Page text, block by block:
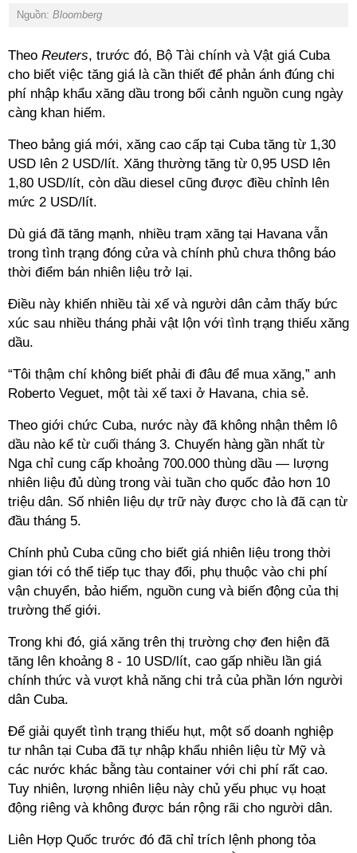
Nguồn: Bloomberg
Theo Reuters, trước đó, Bộ Tài chính và Vật giá Cuba
cho biết việc tăng giá là cần thiết để phản ánh đúng chi
phí nhập khẩu xăng dầu trong bối cảnh nguồn cung ngày
càng khan hiếm.
Theo bảng giá mới, xăng cao cấp tại Cuba tăng từ 1,30
USD lên 2 USD/lít. Xăng thường tăng từ 0,95 USD lên
1,80 USD/lít, còn dầu diesel cũng được điều chỉnh lên
mức 2 USD/lít.
Dù giá đã tăng mạnh, nhiều trạm xăng tại Havana vẫn
trong tình trạng đóng cửa và chính phủ chưa thông báo
thời điểm bán nhiên liệu trở lại.
Điều này khiến nhiều tài xế và người dân cảm thấy bức
xúc sau nhiều tháng phải vật lộn với tình trạng thiếu xăng
dầu.
“Tôi thậm chí không biết phải đi đâu để mua xăng,” anh
Roberto Veguet, một tài xế taxi ở Havana, chia sẻ.
Theo giới chức Cuba, nước này đã không nhận thêm lô
dầu nào kể từ cuối tháng 3. Chuyến hàng gần nhất từ
Nga chỉ cung cấp khoảng 700.000 thùng dầu — lượng
nhiên liệu đủ dùng trong vài tuần cho quốc đảo hơn 10
triệu dân. Số nhiên liệu dự trữ này được cho là đã cạn từ
đầu tháng 5.
Chính phủ Cuba cũng cho biết giá nhiên liệu trong thời
gian tới có thể tiếp tục thay đổi, phụ thuộc vào chi phí
vận chuyển, bảo hiểm, nguồn cung và biến động của thị
trường thế giới.
Trong khi đó, giá xăng trên thị trường chợ đen hiện đã
tăng lên khoảng 8 - 10 USD/lít, cao gấp nhiều lần giá
chính thức và vượt khả năng chi trả của phần lớn người
dân Cuba.
Để giải quyết tình trạng thiếu hụt, một số doanh nghiệp
tư nhân tại Cuba đã tự nhập khẩu nhiên liệu từ Mỹ và
các nước khác bằng tàu container với chi phí rất cao.
Tuy nhiên, lượng nhiên liệu này chủ yếu phục vụ hoạt
động riêng và không được bán rộng rãi cho người dân.
Liên Hợp Quốc trước đó đã chỉ trích lệnh phong tỏa